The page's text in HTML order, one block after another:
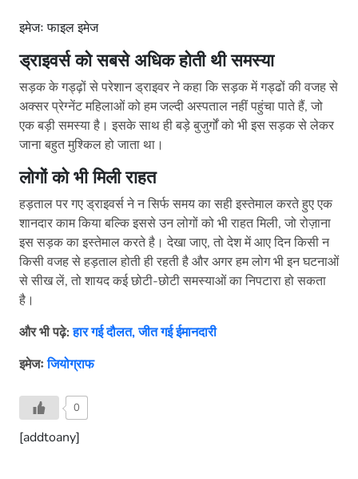
इमेजः फाइल इमेज
ड्राइवर्स को सबसे अधिक होती थी समस्या
सड़क के गड्ढ़ों से परेशान ड्राइवर ने कहा कि सड़क में गड्ढों की वजह से
अक्सर प्रेग्नेंट महिलाओं को हम जल्दी अस्पताल नहीं पहुंचा पाते हैं, जो
एक बड़ी समस्या है। इसके साथ ही बड़े बुजुर्गों को भी इस सड़क से लेकर
जाना बहुत मुश्किल हो जाता था।
लोगों को भी मिली राहत
हड़ताल पर गए ड्राइवर्स ने न सिर्फ समय का सही इस्तेमाल करते हुए एक
शानदार काम किया बल्कि इससे उन लोगों को भी राहत मिली, जो रोज़ाना
इस सड़क का इस्तेमाल करते है। देखा जाए, तो देश में आए दिन किसी न
किसी वजह से हड़ताल होती ही रहती है और अगर हम लोग भी इन घटनाओं
से सीख लें, तो शायद कई छोटी-छोटी समस्याओं का निपटारा हो सकता
है।
और भी पढ़े:हार गई दौलत, जीत गई ईमानदारी
इमेजःजियोग्राफ
0
[addtoany]